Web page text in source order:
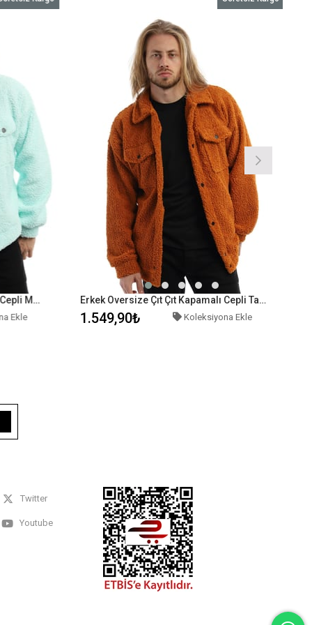
Erkek Oversize Çıt Çıt Kapamalı Cepli Mint Peluş Ceket
Ekle
Erkek Oversize Çıt Çıt Kapamalı Cepli Tarçın Peluş Ceket
1.549,90₺ Koleksiyona Ekle
Twitter
Youtube